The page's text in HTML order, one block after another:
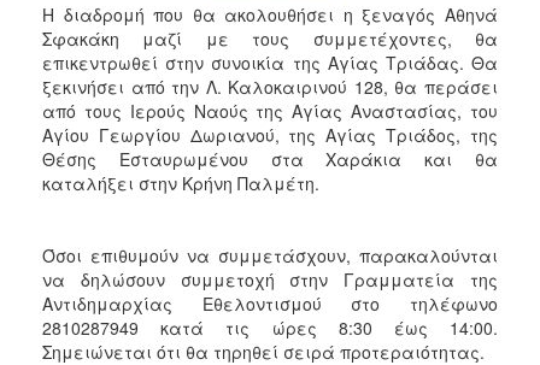
ΔΗΜΟΤΗΣ
ΕΠΙΣΚΕΠΤΗΣ
Η διαδρομή που θα ακολουθήσει η ξεναγός Αθηνά
Σφακάκη μαζί με τους συμμετέχοντες, θα
επικεντρωθεί στην συνοικία της Αγίας Τριάδας. Θα
ξεκινήσει από την Λ. Καλοκαιρινού 128, θα περάσει
από τους Ιερούς Ναούς της Αγίας Αναστασίας, του
Αγίου Γεωργίου Δωριανού, της Αγίας Τριάδος, της
Θέσης Εσταυρωμένου στα Χαράκια και θα
καταλήξει στην Κρήνη Παλμέτη.
Όσοι επιθυμούν να συμμετάσχουν, παρακαλούνται
να δηλώσουν συμμετοχή στην Γραμματεία της
Αντιδημαρχίας Εθελοντισμού στο τηλέφωνο
2810287949 κατά τις ώρες 8:30 έως 14:00.
Σημειώνεται ότι θα τηρηθεί σειρά προτεραιότητας.